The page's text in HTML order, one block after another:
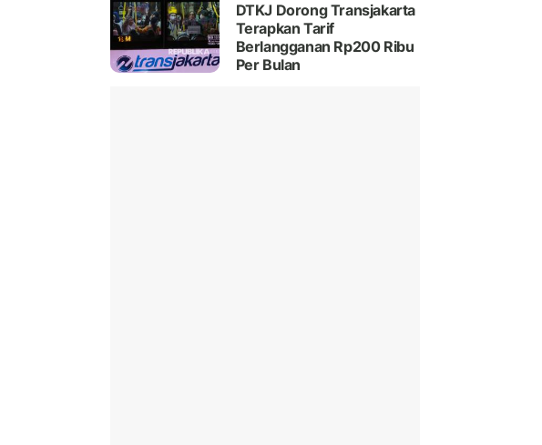
DTKJ Dorong Transjakarta
Terapkan Tarif
Berlangganan Rp200 Ribu
Per Bulan